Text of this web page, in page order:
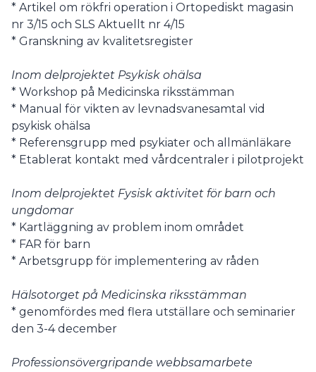
* Artikel om rökfri operation i Ortopediskt magasin
nr 3/15 och SLS Aktuellt nr 4/15
* Granskning av kvalitetsregister
Inom delprojektet Psykisk ohälsa
* Workshop på Medicinska riksstämman
* Manual för vikten av levnadsvanesamtal vid
psykisk ohälsa
* Referensgrupp med psykiater och allmänläkare
* Etablerat kontakt med vårdcentraler i pilotprojekt
Inom delprojektet Fysisk aktivitet för barn och
ungdomar
* Kartläggning av problem inom området
* FAR för barn
* Arbetsgrupp för implementering av råden
Hälsotorget på Medicinska riksstämman
* genomfördes med flera utställare och seminarier
den 3-4 december
Professionsövergripande webbsamarbete